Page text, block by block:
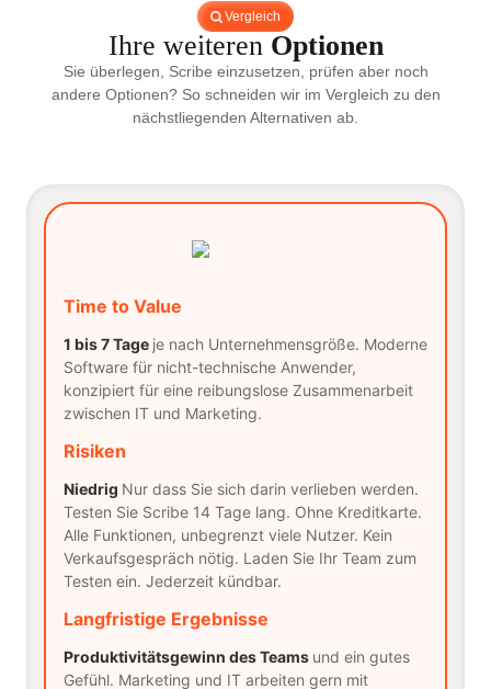
Vergleich
Ihre weiteren Optionen
Sie überlegen, Scribe einzusetzen, prüfen aber noch
andere Optionen? So schneiden wir im Vergleich zu den
nächstliegenden Alternativen ab.
Time to Value
1 bis 7 Tage je nach Unternehmensgröße. Moderne
Software für nicht-technische Anwender,
konzipiert für eine reibungslose Zusammenarbeit
zwischen IT und Marketing.
Risiken
Niedrig Nur dass Sie sich darin verlieben werden.
Testen Sie Scribe 14 Tage lang. Ohne Kreditkarte.
Alle Funktionen, unbegrenzt viele Nutzer. Kein
Verkaufsgespräch nötig. Laden Sie Ihr Team zum
Testen ein. Jederzeit kündbar.
Langfristige Ergebnisse
Produktivitätsgewinn des Teams und ein gutes
Gefühl. Marketing und IT arbeiten gern mit